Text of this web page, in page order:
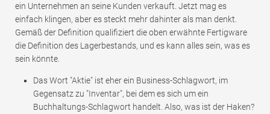
ein Unternehmen an seine Kunden verkauft. Jetzt mag es
einfach klingen, aber es steckt mehr dahinter als man denkt.
Gemäß der Definition qualifiziert die oben erwähnte Fertigware
die Definition des Lagerbestands, und es kann alles sein, was es
sein könnte.
Das Wort "Aktie" ist eher ein Business-Schlagwort, im
Gegensatz zu "Inventar", bei dem es sich um ein
Buchhaltungs-Schlagwort handelt. Also, was ist der Haken?